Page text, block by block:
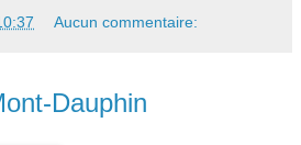
Aucun commentaire:
Dauphin